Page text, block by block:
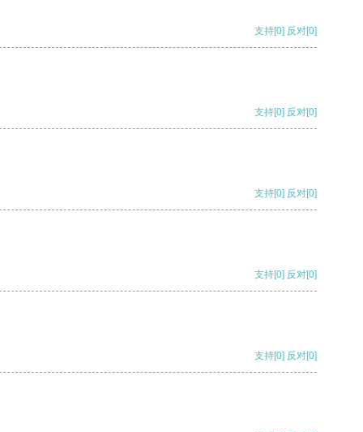
支持[0] 反对[0]
支持[0] 反对[0]
支持[0] 反对[0]
支持[0] 反对[0]
支持[0] 反对[0]